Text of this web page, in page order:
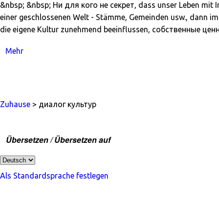
&nbsp; &nbsp; Ни для кого не секрет, dass unser Leben
einer geschlossenen Welt - Stämme, Gemeinden usw., dann
die eigene Kultur zunehmend beeinflussen, собственные
Mehr
Zuhause > диалог культур
Übersetzen / Übersetzen auf
Als Standardsprache festlegen